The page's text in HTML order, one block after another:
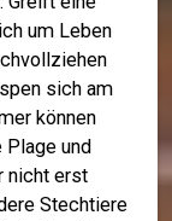
um Leben
sich am
können
und
nicht erst
Stechtiere